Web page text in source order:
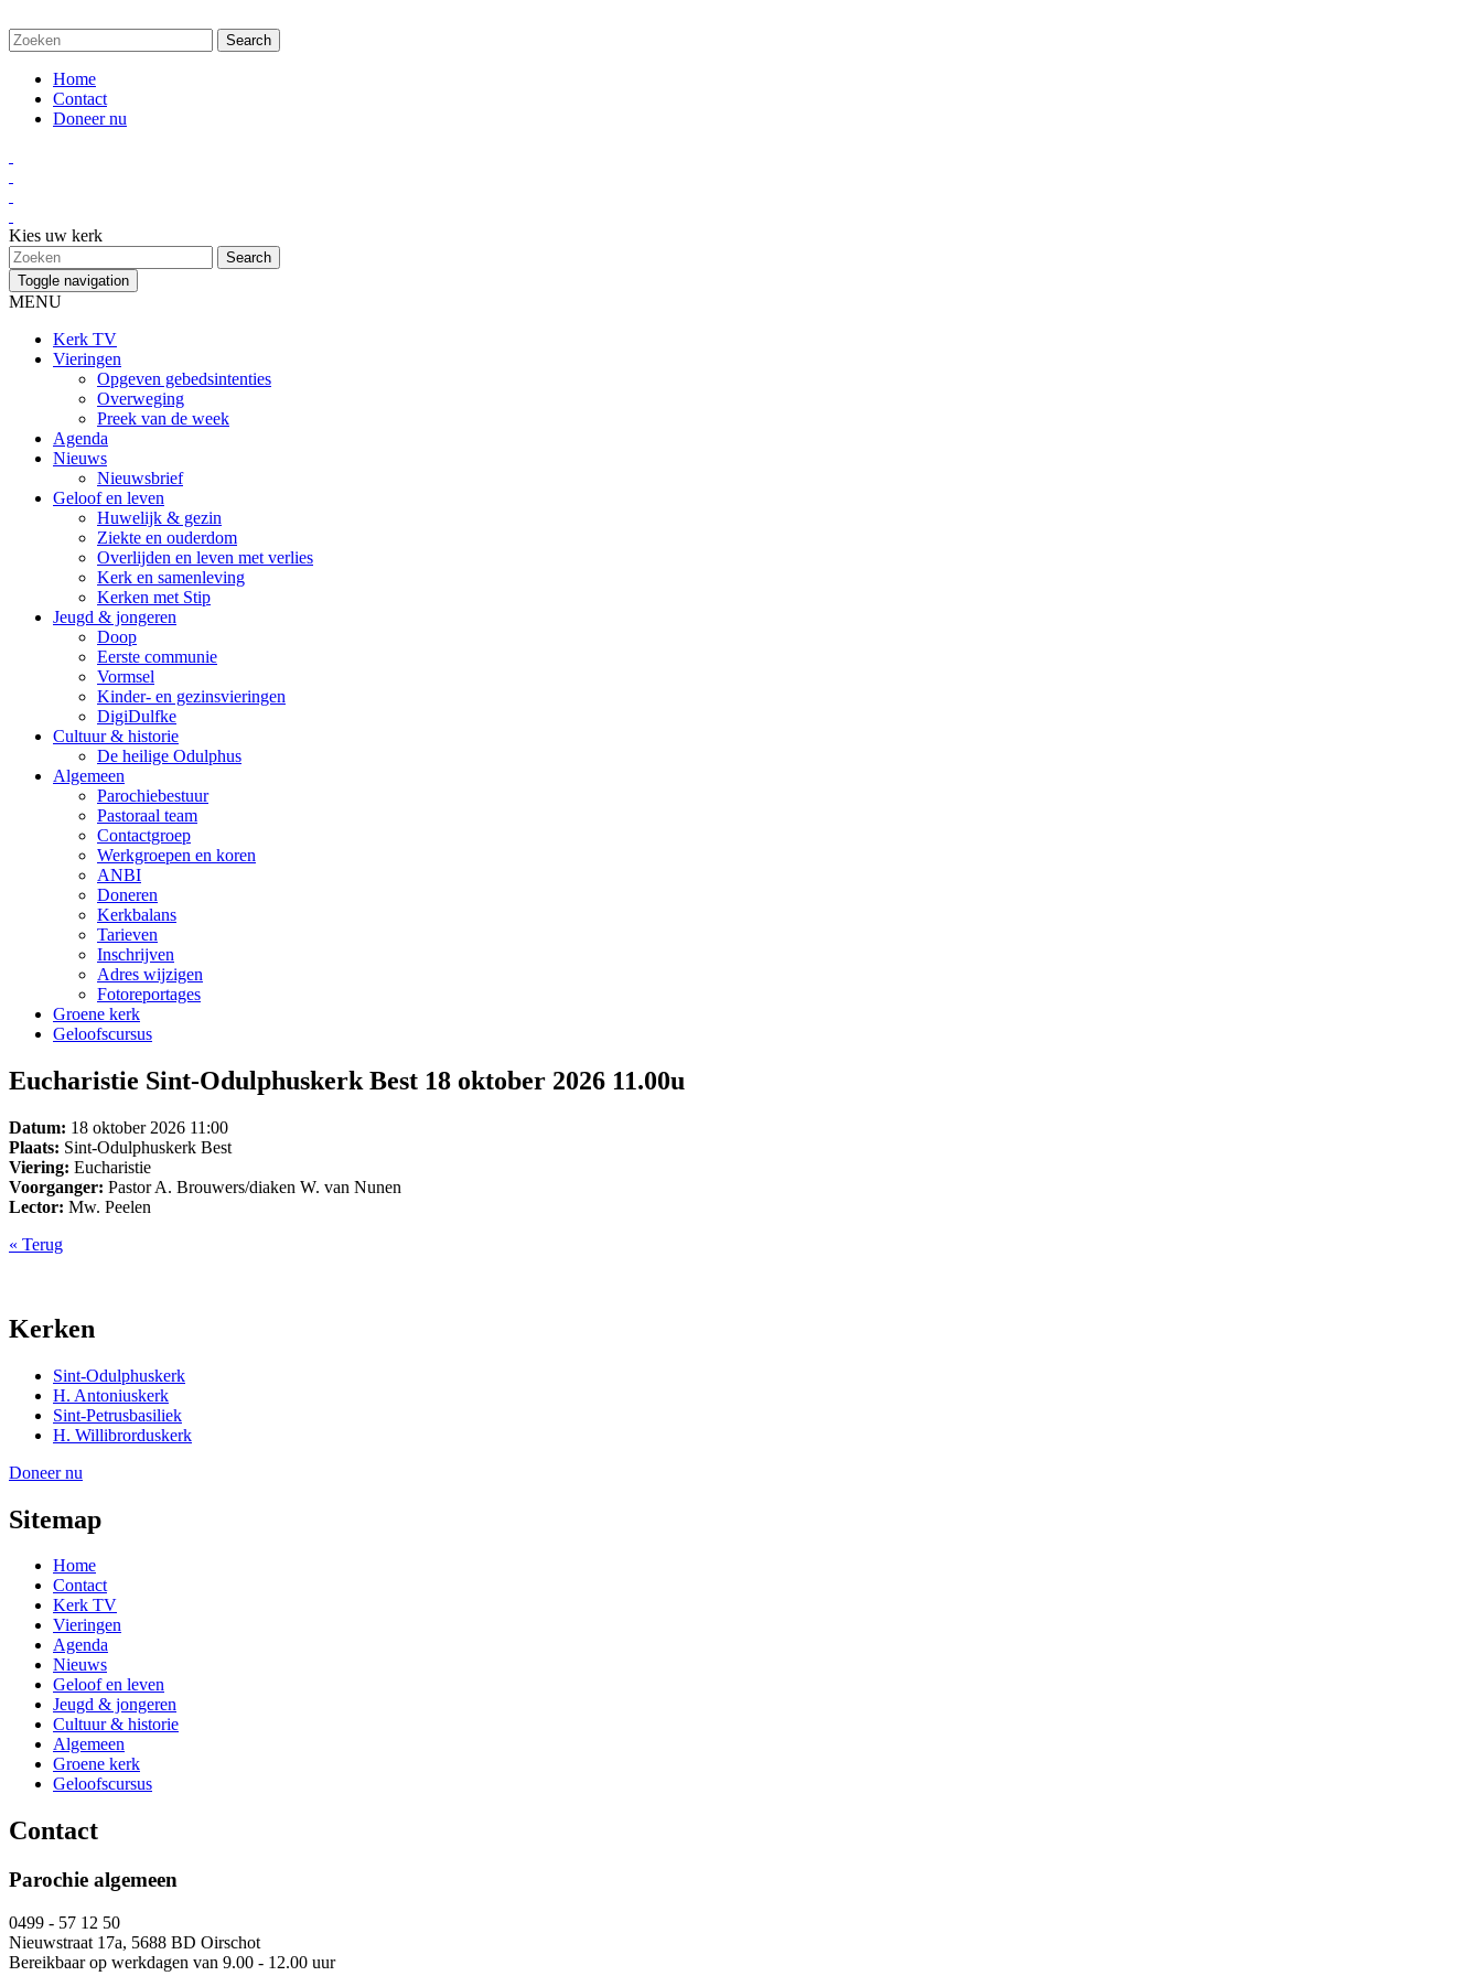
Home
Contact
Doneer nu
Kies uw kerk
Toggle navigation
MENU
Kerk TV
Vieringen
Opgeven gebedsintenties
Overweging
Preek van de week
Agenda
Nieuws
Nieuwsbrief
Geloof en leven
Huwelijk & gezin
Ziekte en ouderdom
Overlijden en leven met verlies
Kerk en samenleving
Kerken met Stip
Jeugd & jongeren
Doop
Eerste communie
Vormsel
Kinder- en gezinsvieringen
DigiDulfke
Cultuur & historie
De heilige Odulphus
Algemeen
Parochiebestuur
Pastoraal team
Contactgroep
Werkgroepen en koren
ANBI
Doneren
Kerkbalans
Tarieven
Inschrijven
Adres wijzigen
Fotoreportages
Groene kerk
Geloofscursus
Eucharistie Sint-Odulphuskerk Best 18 oktober 2026 11.00u
Datum: 18 oktober 2026 11:00
Plaats: Sint-Odulphuskerk Best
Viering: Eucharistie
Voorganger: Pastor A. Brouwers/diaken W. van Nunen
Lector: Mw. Peelen
« Terug
Kerken
Sint-Odulphuskerk
H. Antoniuskerk
Sint-Petrusbasiliek
H. Willibrorduskerk
Doneer nu
Sitemap
Home
Contact
Kerk TV
Vieringen
Agenda
Nieuws
Geloof en leven
Jeugd & jongeren
Cultuur & historie
Algemeen
Groene kerk
Geloofscursus
Contact
Parochie algemeen
0499 - 57 12 50
Nieuwstraat 17a, 5688 BD Oirschot
Bereikbaar op werkdagen van 9.00 - 12.00 uur